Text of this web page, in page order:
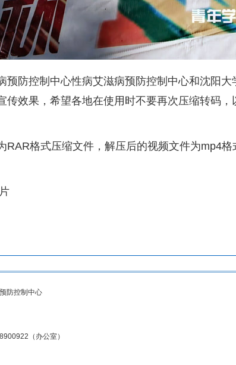
防控制中心性病艾滋病预防控制中心和沈阳大
传效果，希望各地在使用时不要再次压缩转码
格式压缩文件，解压后的视频文件为mp4格
防控制中心
（办公室）